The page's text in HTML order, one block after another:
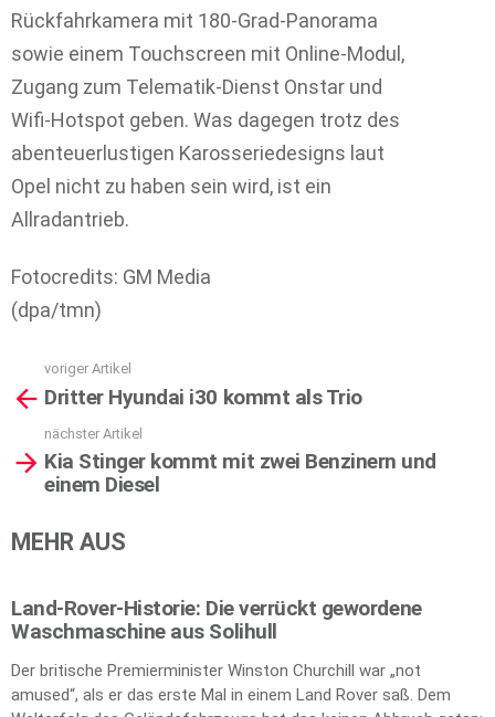
Rückfahrkamera mit 180-Grad-Panorama
sowie einem Touchscreen mit Online-Modul,
Zugang zum Telematik-Dienst Onstar und
Wifi-Hotspot geben. Was dagegen trotz des
abenteuerlustigen Karosseriedesigns laut
Opel nicht zu haben sein wird, ist ein
Allradantrieb.
Fotocredits: GM Media
(dpa/tmn)
more
voriger Artikel
Dritter Hyundai i30 kommt als Trio
nächster Artikel
Kia Stinger kommt mit zwei Benzinern und
einem Diesel
MEHR AUS
Land-Rover-Historie: Die verrückt gewordene
Waschmaschine aus Solihull
Der britische Premierminister Winston Churchill war „not
amused“, als er das erste Mal in einem Land Rover saß. Dem